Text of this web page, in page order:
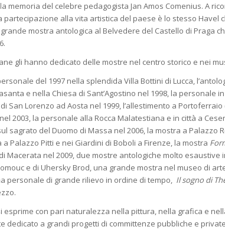
memoria del celebre pedagogista Jan Amos Comenius. A
partecipazione alla vita artistica del paese è lo stesso Havel
mostra antologica al Belvedere del Castello di Praga
gli hanno dedicato delle mostre nel centro storico e nei
del 1997 nella splendida Villa Bottini di Lucca,
e nella Chiesa di Sant’Agostino nel 1998, la personale
San Lorenzo ad Aosta nel 1999, l’allestimento a
nel 2003, la personale alla Rocca Malatestiana e in città a
sagrato del Duomo di Massa nel 2006, la mostra a Palazzo
a Palazzo Pitti e nei Giardini di Boboli a Firenze, la mostra
Macerata nel 2009, due mostre antologiche molto esaustive
e di Uhersky Brod, una grande mostra nel museo di
personale di grande rilievo in ordine di tempo, Il sogno di
esprime con pari naturalezza nella pittura, nella grafica e
dedicato a grandi progetti di committenze pubbliche e